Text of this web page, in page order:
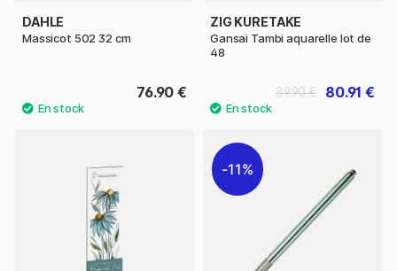
DAHLE
Massicot 502 32 cm
76.90 €
ZIG KURETAKE
Gansai Tambi aquarelle lot de
48
80.91 €
89.90 €
11%